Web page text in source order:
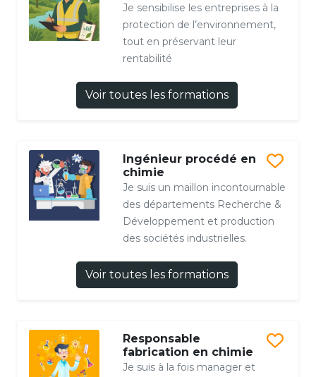
Je sensibilise les entreprises à la
protection de l’environnement,
tout en préservant leur
rentabilité
Voir toutes les formations
Ingénieur procédé en
chimie
Je suis un maillon incontournable
des départements Recherche &
Développement et production
des sociétés industrielles.
Voir toutes les formations
Responsable
fabrication en chimie
Je suis à la fois manager et